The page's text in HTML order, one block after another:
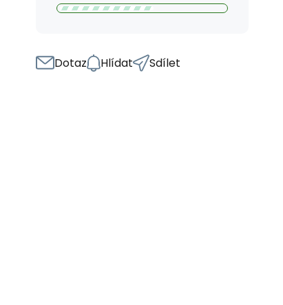
Dotaz Hlídat Sdílet